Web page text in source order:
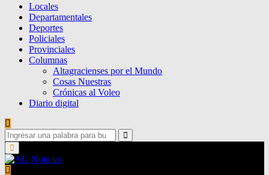
Locales
Departamentales
Deportes
Policiales
Provinciales
Columnas
Altagracienses por el Mundo
Cosas Nuestras
Crónicas al Voleo
Diario digital
Search
for:
Search
Primary
Menu